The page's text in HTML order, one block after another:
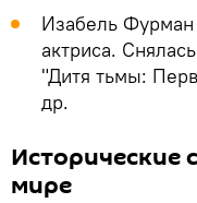
Изабель Фурман
актриса.
"Дитя тьмы:
др.
Исторические
мире